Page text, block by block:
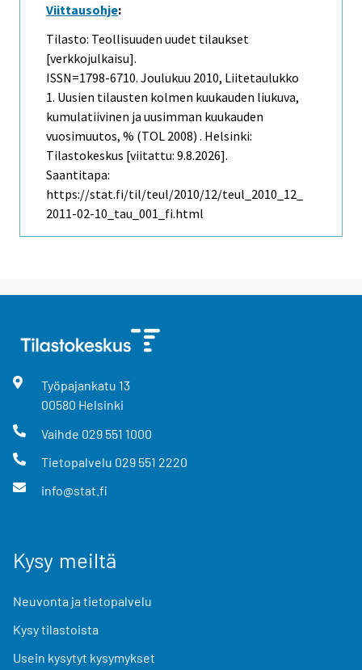
Viittausohje:
Tilasto: Teollisuuden uudet tilaukset
[verkkojulkaisu].
ISSN=1798-6710. Joulukuu 2010, Liitetaulukko
1. Uusien tilausten kolmen kuukauden liukuva,
kumulatiivinen ja uusimman kuukauden
vuosimuutos, % (TOL 2008) . Helsinki:
Tilastokeskus [viitattu: 9.8.2026].
Saantitapa:
https://stat.fi/til/teul/2010/12/teul_2010_12_
2011-02-10_tau_001_fi.html
Työpajankatu 13
00580 Helsinki
Vaihde 029 551 1000
Tietopalvelu 029 551 2220
info@stat.fi
Kysy meiltä
Neuvonta ja tietopalvelu
Kysy tilastoista
Usein kysytyt kysymykset